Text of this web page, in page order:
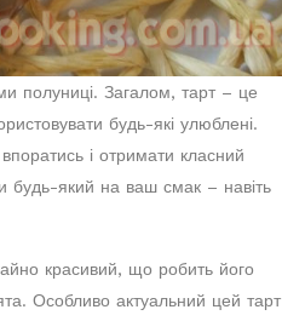
полуниці. Загалом, тарт – це
будь-які улюблені.
і отримати класний
будь-який на ваш смак – навіть
красивий, що робить його
Особливо актуальний цей тарт